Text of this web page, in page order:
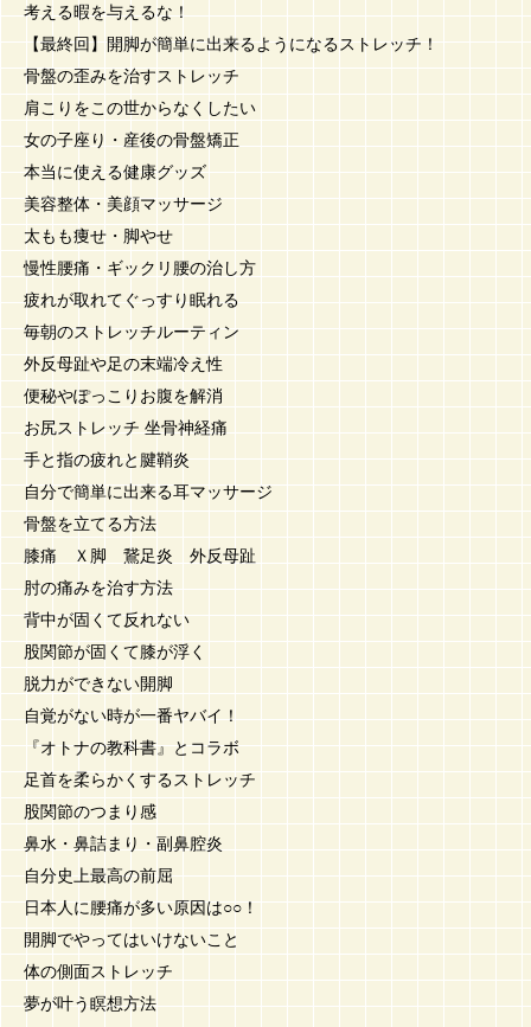
考える暇を与えるな！
【最終回】開脚が簡単に出来るようになるストレッチ！
骨盤の歪みを治すストレッチ
肩こりをこの世からなくしたい
女の子座り・産後の骨盤矯正
本当に使える健康グッズ
美容整体・美顔マッサージ
太もも痩せ・脚やせ
慢性腰痛・ギックリ腰の治し方
疲れが取れてぐっすり眠れる
毎朝のストレッチルーティン
外反母趾や足の末端冷え性
便秘やぽっこりお腹を解消
お尻ストレッチ 坐骨神経痛
手と指の疲れと腱鞘炎
自分で簡単に出来る耳マッサージ
骨盤を立てる方法
膝痛 Ｘ脚 鵞足炎 外反母趾
肘の痛みを治す方法
背中が固くて反れない
股関節が固くて膝が浮く
脱力ができない開脚
自覚がない時が一番ヤバイ！
『オトナの教科書』とコラボ
足首を柔らかくするストレッチ
股関節のつまり感
鼻水・鼻詰まり・副鼻腔炎
自分史上最高の前屈
日本人に腰痛が多い原因は○○！
開脚でやってはいけないこと
体の側面ストレッチ
夢が叶う瞑想方法